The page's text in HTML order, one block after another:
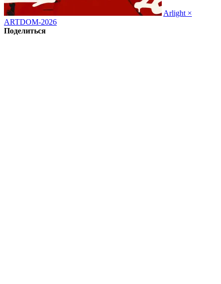
Arlight ×
ARTDOM-2026
Поделиться